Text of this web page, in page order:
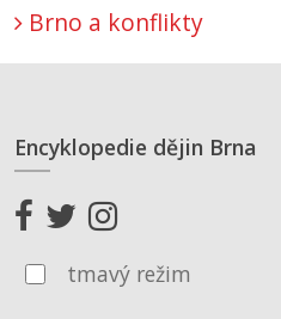
Brno a konflikty
Encyklopedie dějin Brna
tmavý režim